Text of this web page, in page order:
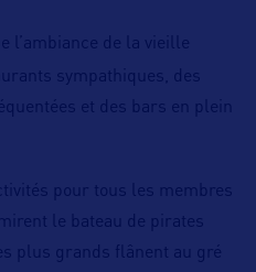
l’ambiance de la vieille
sympathiques, des
et des bars en plein
pour tous les membres
le bateau de pirates
plus grands flânent au gré